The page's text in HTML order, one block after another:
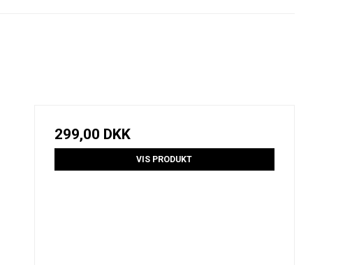
299,00 DKK
VIS PRODUKT